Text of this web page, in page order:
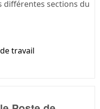
différentes sections du
travail